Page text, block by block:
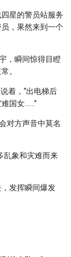
星的警员站服务
，果然来到一个
，瞬间惊得目瞪
。
着，“出电梯后
国女……”
对方声音中莫名
乱象和灾难而来
发挥瞬间爆发